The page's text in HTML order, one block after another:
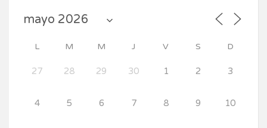
L M M J V S D
27 28 29 30 1 2 3
4 5 6 7 8 9 10